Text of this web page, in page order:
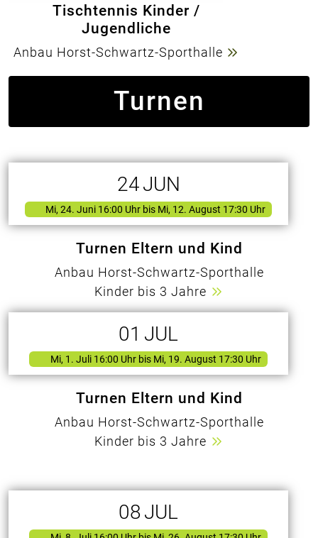
Tischtennis Kinder /
Jugendliche
Anbau Horst-Schwartz-Sporthalle
Turnen
24JUN
Mi, 24. Juni 16:00 Uhr bis Mi, 12. August 17:30 Uhr
Turnen Eltern und Kind
Anbau Horst-Schwartz-Sporthalle
Kinder bis 3 Jahre
01 JUL
Mi, 1. Juli 16:00 Uhr bis Mi, 19. August 17:30 Uhr
Turnen Eltern und Kind
Anbau Horst-Schwartz-Sporthalle
Kinder bis 3 Jahre
08JUL